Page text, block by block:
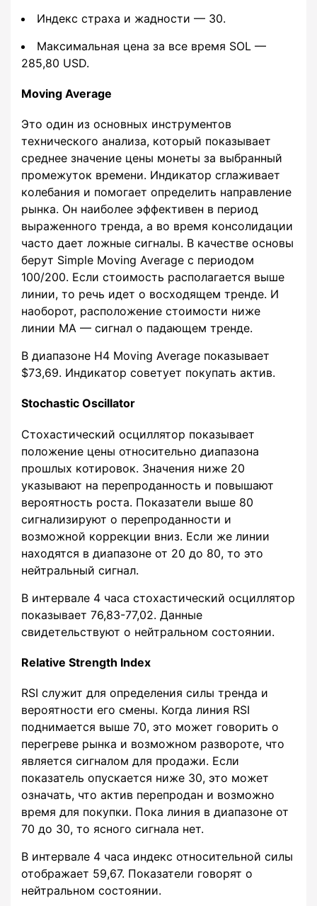
Индекс страха и жадности — 30.
Максимальная цена за все время SOL —
285,80 USD.
Moving Average
Это один из основных инструментов
технического анализа, который показывает
среднее значение цены монеты за выбранный
промежуток времени. Индикатор сглаживает
колебания и помогает определить направление
рынка. Он наиболее эффективен в период
выраженного тренда, а во время консолидации
часто дает ложные сигналы. В качестве основы
берут Simple Moving Average с периодом
100/200. Если стоимость располагается выше
линии, то речь идет о восходящем тренде. И
наоборот, расположение стоимости ниже
линии MA — сигнал о падающем тренде.
В диапазоне H4 Moving Average показывает
$73,69. Индикатор советует покупать актив.
Stochastic Oscillator
Стохастический осциллятор показывает
положение цены относительно диапазона
прошлых котировок. Значения ниже 20
указывают на перепроданность и повышают
вероятность роста. Показатели выше 80
сигнализируют о перепроданности и
возможной коррекции вниз. Если же линии
находятся в диапазоне от 20 до 80, то это
нейтральный сигнал.
В интервале 4 часа стохастический осциллятор
показывает 76,83-77,02. Данные
свидетельствуют о нейтральном состоянии.
Relative Strength Index
RSI служит для определения силы тренда и
вероятности его смены. Когда линия RSI
поднимается выше 70, это может говорить о
перегреве рынка и возможном развороте, что
является сигналом для продажи. Если
показатель опускается ниже 30, это может
означать, что актив перепродан и возможно
время для покупки. Пока линия в диапазоне от
70 до 30, то ясного сигнала нет.
В интервале 4 часа индекс относительной силы
отображает 59,67. Показатели говорят о
нейтральном состоянии.